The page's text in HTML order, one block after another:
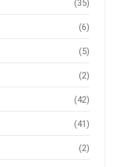
(35)
(6)
(5)
(2)
(42)
(41)
(2)